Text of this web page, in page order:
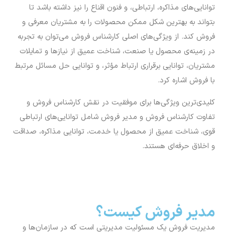
توانایی‌های مذاکره، ارتباطی، و فنون اقناع را نیز داشته باشد تا
بتواند به بهترین شکل ممکن محصولات را به مشتریان معرفی و
فروش کند. از ویژگی‌های اصلی کارشناس فروش می‌توان به تجربه
در زمینه‌ی محصول یا صنعت، شناخت عمیق از نیازها و تمایلات
مشتریان، توانایی برقراری ارتباط مؤثر، و توانایی حل مسائل مرتبط
با فروش اشاره کرد.
کلیدی‌ترین ویژگی‌ها برای موفقیت در نقش کارشناس فروش و
تفاوت کارشناس فروش و مدیر فروش شامل توانایی‌های ارتباطی
قوی، شناخت عمیق از محصول یا خدمت، توانایی مذاکره، صداقت
و اخلاق حرفه‌ای هستند.
مدیر فروش کیست؟
مدیریت فروش یک مسئولیت مدیریتی است که در سازمان‌ها و